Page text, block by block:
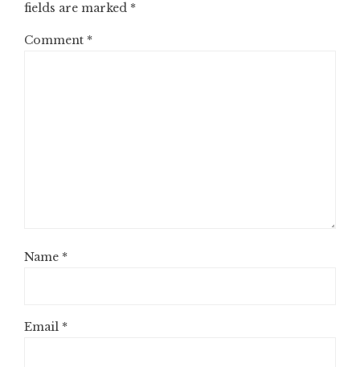
fields are marked *
Comment *
Name *
Email *